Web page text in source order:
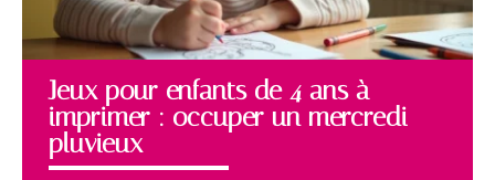
Jeux pour enfants de 4 ans à
imprimer : occuper un mercredi
pluvieux